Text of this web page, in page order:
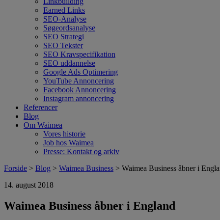
Earned Links
SEO-Analyse
Søgeordsanalyse
SEO Strategi
SEO Tekster
SEO Kravspecifikation
SEO uddannelse
Google Ads Optimering
YouTube Annoncering
Facebook Annoncering
Instagram annoncering
Referencer
Blog
Om Waimea
Vores historie
Job hos Waimea
Presse: Kontakt og arkiv
Forside > Blog > Waimea Business > Waimea Business åbner i
14. august 2018
Waimea Business åbner i England